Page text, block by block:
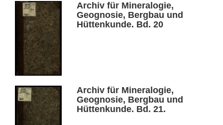
Archiv für Mineralogie,
Geognosie, Bergbau und
Hüttenkunde. Bd. 20
Archiv für Mineralogie,
Geognosie, Bergbau und
Hüttenkunde. Bd. 21.